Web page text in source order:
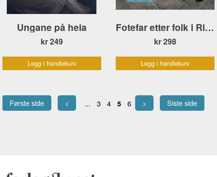
Ungane på heia
kr 249
Legg i handlekurv
Fotefar etter folk i Riska
kr 298
Legg i handlekurv
Første side < ... 3 4 5 6 > Siste side